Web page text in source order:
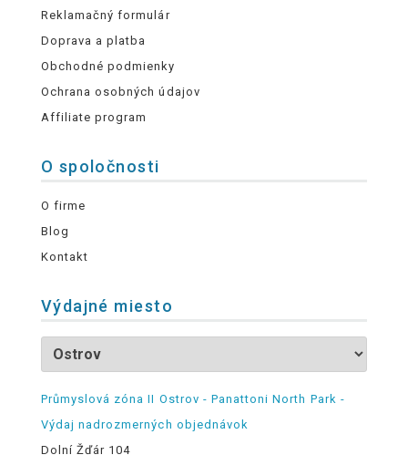
Reklamačný formulár
Doprava a platba
Obchodné podmienky
Ochrana osobných údajov
Affiliate program
O spoločnosti
O firme
Blog
Kontakt
Výdajné miesto
Průmyslová zóna II Ostrov - Panattoni North Park -
Výdaj nadrozmerných objednávok
Dolní Žďár 104